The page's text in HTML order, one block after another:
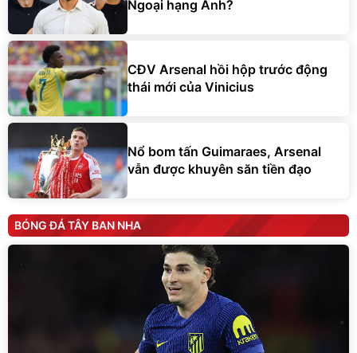
Ngoại hạng Anh?
CĐV Arsenal hồi hộp trước động
thái mới của Vinicius
Nổ bom tấn Guimaraes, Arsenal
vẫn được khuyên săn tiền đạo
BÓNG ĐÁ TÂY BAN NHA